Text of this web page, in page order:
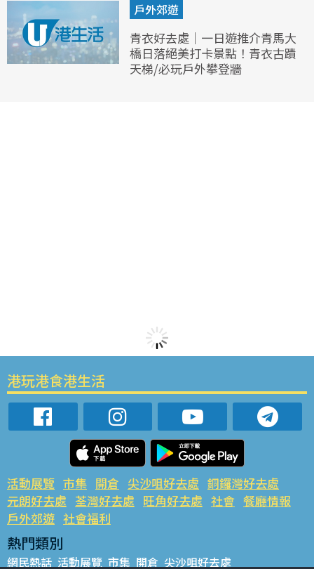
戶外郊遊
青衣好去處｜一日遊推介青馬大
橋日落絕美打卡景點！青衣古蹟
天梯/必玩戶外攀登牆
港玩港食港生活
活動展覽 市集 開倉 尖沙咀好去處 銅鑼灣好去處
元朗好去處 荃灣好去處 旺角好去處 社會 餐廳情報
戶外郊遊 社會福利
熱門類別
網民熱話 活動展覽 市集 開倉 尖沙咀好去處